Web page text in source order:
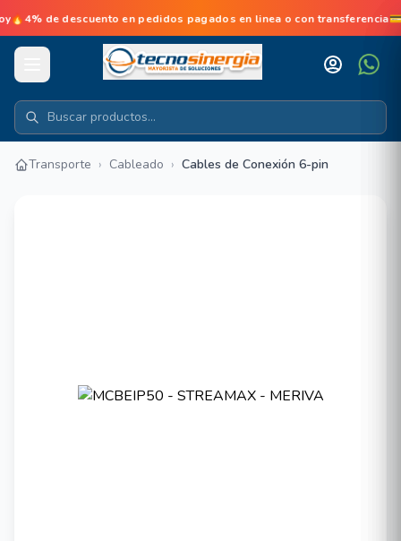
de descuento en pedidos pagados en linea o con
Transporte › Cableado › Cables de Conexión 6-pin